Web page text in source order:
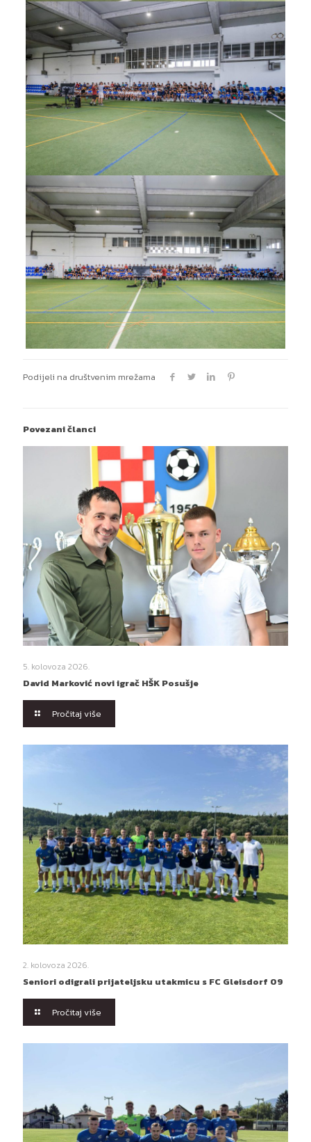
Podijeli na društvenim mrežama
Povezani članci
5. kolovoza 2026.
David Marković novi igrač HŠK Posušje
Pročitaj više
2. kolovoza 2026.
Seniori odigrali prijateljsku utakmicu s FC Gleisdorf 09
Pročitaj više